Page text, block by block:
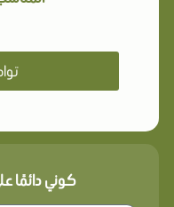
كوني دائمًا